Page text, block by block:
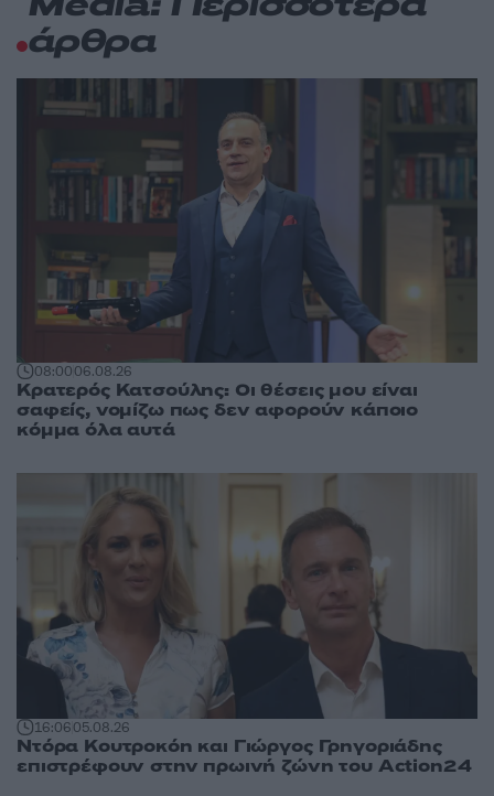
Media: Περισσότερα
άρθρα
08:0006.08.26
Κρατερός Κατσούλης: Οι θέσεις μου είναι
σαφείς, νομίζω πως δεν αφορούν κάποιο
κόμμα όλα αυτά
16:0605.08.26
Ντόρα Κουτροκόη και Γιώργος Γρηγοριάδης
επιστρέφουν στην πρωινή ζώνη του Action24